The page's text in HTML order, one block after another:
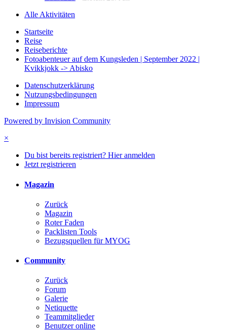
Alle Aktivitäten
Startseite
Reise
Reiseberichte
Fotoabenteuer auf dem Kungsleden | September 2022 |
Kvikkjokk -> Abisko
Datenschutzerklärung
Nutzungsbedingungen
Impressum
Powered by Invision Community
×
Du bist bereits registriert? Hier anmelden
Jetzt registrieren
Magazin
Zurück
Magazin
Roter Faden
Packlisten Tools
Bezugsquellen für MYOG
Community
Zurück
Forum
Galerie
Netiquette
Teammitglieder
Benutzer online